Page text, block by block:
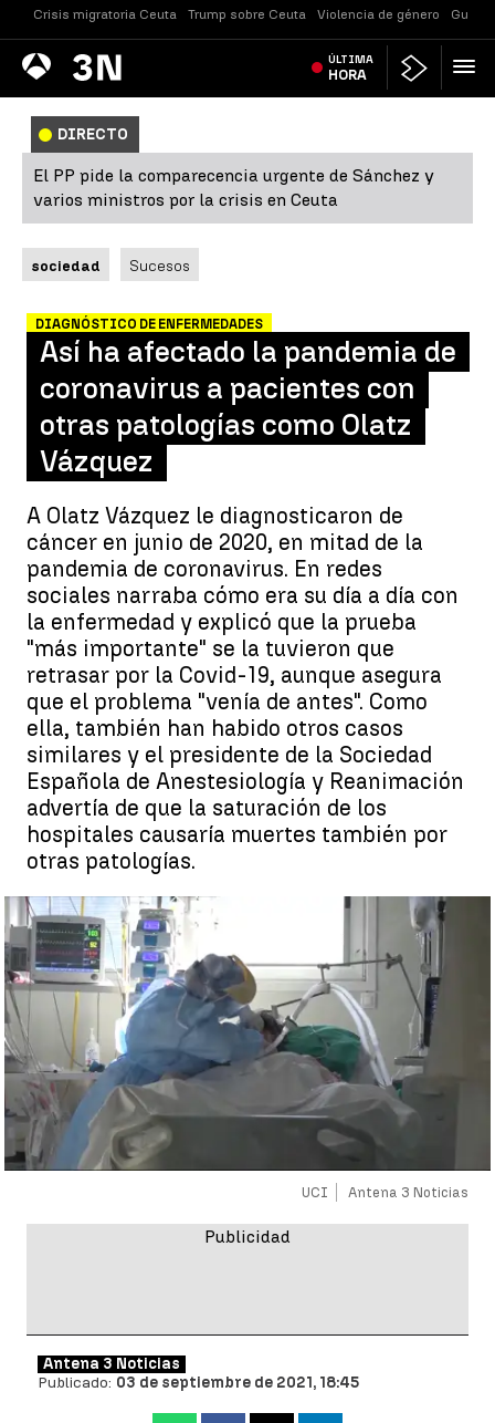
Crisis migratoria Ceuta Trump sobre Ceuta Violencia de género
Antena
3 Noticias ÚLTIMA
HORA
DIRECTO
El PP pide la comparecencia urgente de Sánchez y
varios ministros por la crisis en Ceuta
sociedad Sucesos
DIAGNÓSTICO DE ENFERMEDADES
Así ha afectado la pandemia de
coronavirus a pacientes con
otras patologías como Olatz
Vázquez
A Olatz Vázquez le diagnosticaron de
cáncer en junio de 2020, en mitad de la
pandemia de coronavirus. En redes
sociales narraba cómo era su día a día con
la enfermedad y explicó que la prueba
"más importante" se la tuvieron que
retrasar por la Covid-19, aunque asegura
que el problema "venía de antes". Como
ella, también han habido otros casos
similares y el presidente de la Sociedad
Española de Anestesiología y Reanimación
advertía de que la saturación de los
hospitales causaría muertes también por
otras patologías.
UCI Antena 3 Noticias
Antena 3 Noticias
Publicado: 03 de septiembre de 2021, 18:45